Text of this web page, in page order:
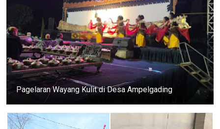
Pagelaran Wayang Kulit di Desa Ampelgading